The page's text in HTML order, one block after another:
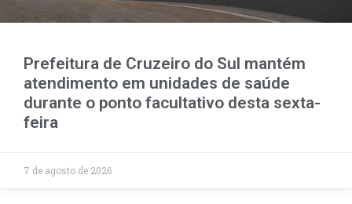
Prefeitura de Cruzeiro do Sul mantém
atendimento em unidades de saúde
durante o ponto facultativo desta sexta-
feira
7 de agosto de 2026